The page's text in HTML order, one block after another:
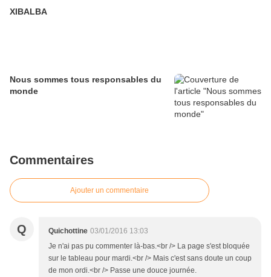
XIBALBA
Nous sommes tous responsables du
monde
Commentaires
Ajouter un commentaire
Q Quichottine 03/01/2016 13:03
Je n'ai pas pu commenter là-bas.<br /> La page s'est bloquée
sur le tableau pour mardi.<br /> Mais c'est sans doute un coup
de mon ordi.<br /> Passe une douce journée.